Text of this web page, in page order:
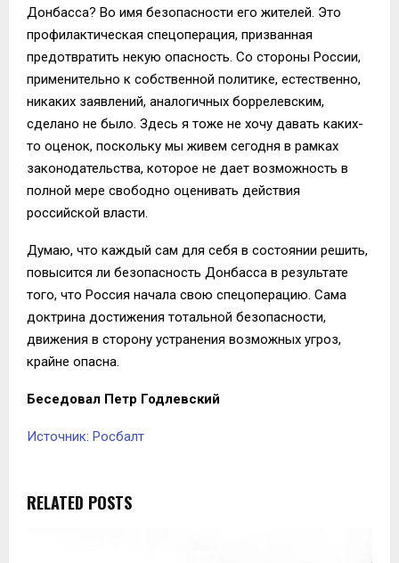
Донбасса? Во имя безопасности его жителей. Это
профилактическая спецоперация, призванная
предотвратить некую опасность. Со стороны России,
применительно к собственной политике, естественно,
никаких заявлений, аналогичных боррелевским,
сделано не было. Здесь я тоже не хочу давать каких-
то оценок, поскольку мы живем сегодня в рамках
законодательства, которое не дает возможность в
полной мере свободно оценивать действия
российской власти.
Думаю, что каждый сам для себя в состоянии решить,
повысится ли безопасность Донбасса в результате
того, что Россия начала свою спецоперацию. Сама
доктрина достижения тотальной безопасности,
движения в сторону устранения возможных угроз,
крайне опасна.
Беседовал Петр Годлевский
Источник: Росбалт
RELATED POSTS